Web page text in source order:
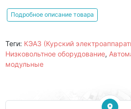
Подробное описание товара
Теги: КЭАЗ (Курский
Низковольтное оборудование,
модульные